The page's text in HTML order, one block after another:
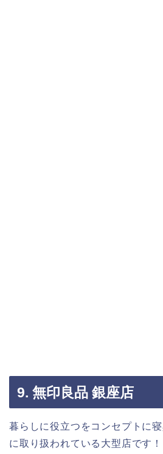
9. 無印良品 銀座店
暮らしに役立つをコンセプトに
に取り扱われている大型店です